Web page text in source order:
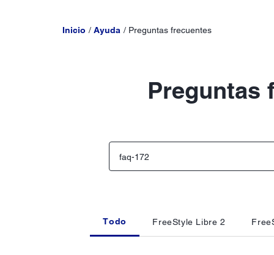
Inicio Ayuda Preguntas frecuentes
Preguntas
Todo FreeStyle Libre 2